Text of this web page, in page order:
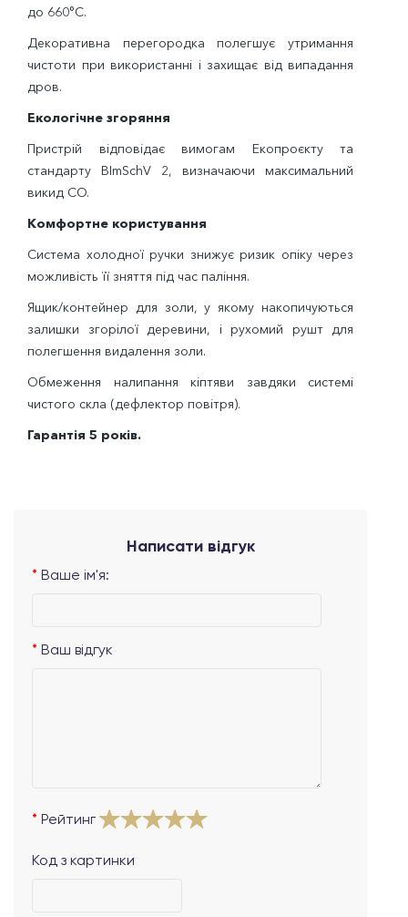
до 660°C.
Декоративна перегородка полегшує утримання
чистоти при використанні і захищає від випадання
дров.
Екологічне згоряння
Пристрій відповідає вимогам Екопроєкту та
стандарту BImSchV 2, визначаючи максимальний
викид CO.
Комфортне користування
Система холодної ручки знижує ризик опіку через
можливість її зняття під час паління.
Ящик/контейнер для золи, у якому накопичуються
залишки згорілої деревини, і рухомий рушт для
полегшення видалення золи.
Обмеження налипання кіптяви завдяки системі
чистого скла (дефлектор повітря).
Гарантія 5 років.
Написати відгук
Ваше ім'я:
Ваш відгук
Рейтинг
Код з картинки